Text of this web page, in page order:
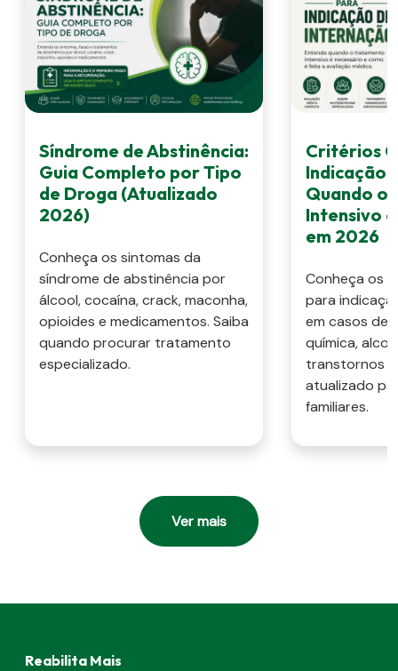
Síndrome de Abstinência:
Guia Completo por Tipo
de Droga (Atualizado
2026)
Conheça os sintomas da
síndrome de abstinência por
álcool, cocaína, crack, maconha,
opioides e medicamentos. Saiba
quando procurar tratamento
especializado.
Critérios
Indicação
Quando o
Intensivo
em 2026
Conheça os
para
em casos de
química,
transtornos
atualizado
familiares.
Ver mais
Reabilita Mais